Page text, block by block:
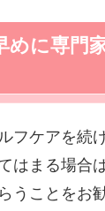
めに専門
フケアを続
はまる場合
うことをお